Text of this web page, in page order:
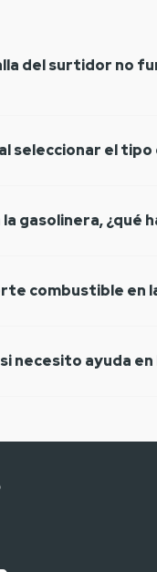
del surtidor no
seleccionar el
gasolinera, ¿qué
combustible en
necesito ayuda en